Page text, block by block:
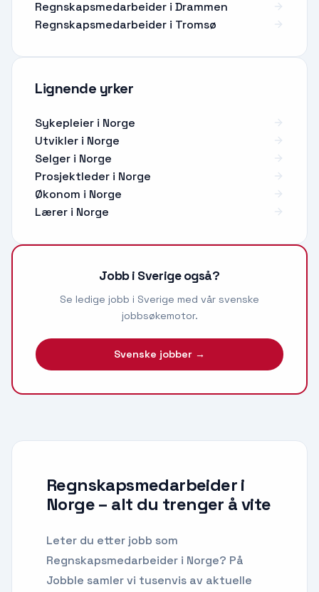
Regnskapsmedarbeider i Drammen
Regnskapsmedarbeider i Tromsø
Lignende yrker
Sykepleier i Norge
Utvikler i Norge
Selger i Norge
Prosjektleder i Norge
Økonom i Norge
Lærer i Norge
Jobb i Sverige også?
Se ledige jobb i Sverige med vår svenske
jobbsøkemotor.
Svenske jobber →
Regnskapsmedarbeider i
Norge– alt du trenger å vite
Leter du etter jobb som
Regnskapsmedarbeider i Norge? På
Jobble samler vi tusenvis av aktuelle